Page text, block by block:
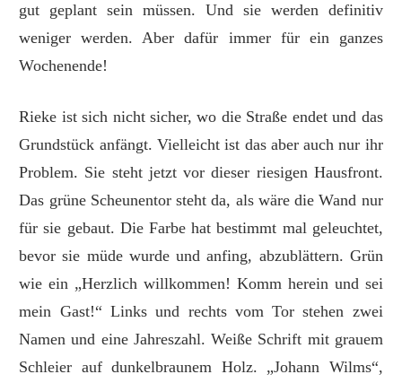
gut geplant sein müssen. Und sie werden definitiv
weniger werden. Aber dafür immer für ein ganzes
Wochenende!
Rieke ist sich nicht sicher, wo die Straße endet und das
Grundstück anfängt. Vielleicht ist das aber auch nur ihr
Problem. Sie steht jetzt vor dieser riesigen Hausfront.
Das grüne Scheunentor steht da, als wäre die Wand nur
für sie gebaut. Die Farbe hat bestimmt mal geleuchtet,
bevor sie müde wurde und anfing, abzublättern. Grün
wie ein „Herzlich willkommen! Komm herein und sei
mein Gast!“ Links und rechts vom Tor stehen zwei
Namen und eine Jahreszahl. Weiße Schrift mit grauem
Schleier auf dunkelbraunem Holz. „Johann Wilms“,